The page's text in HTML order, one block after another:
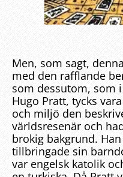
Men, som sagt,
med den rafflande
som dessutom, som
Hugo Pratt, tycks
och miljö den
världsresenär och
brokig bakgrund.
tillbringade sin
var engelsk katolik